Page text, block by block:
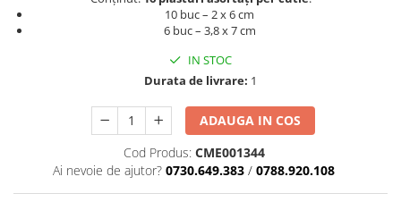
10 buc – 2 x 6 cm
6 buc – 3,8 x 7 cm
IN STOC
Durata de livrare: 1
ADAUGA IN COS
Cod Produs: CME001344
Ai nevoie de ajutor? 0730.649.383 / 0788.920.108